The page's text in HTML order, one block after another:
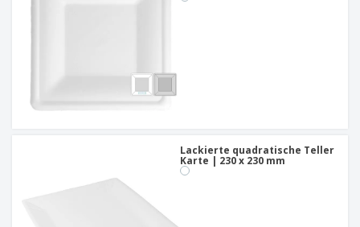
Lackierte quadratische Teller
Karte | 230 x 230 mm